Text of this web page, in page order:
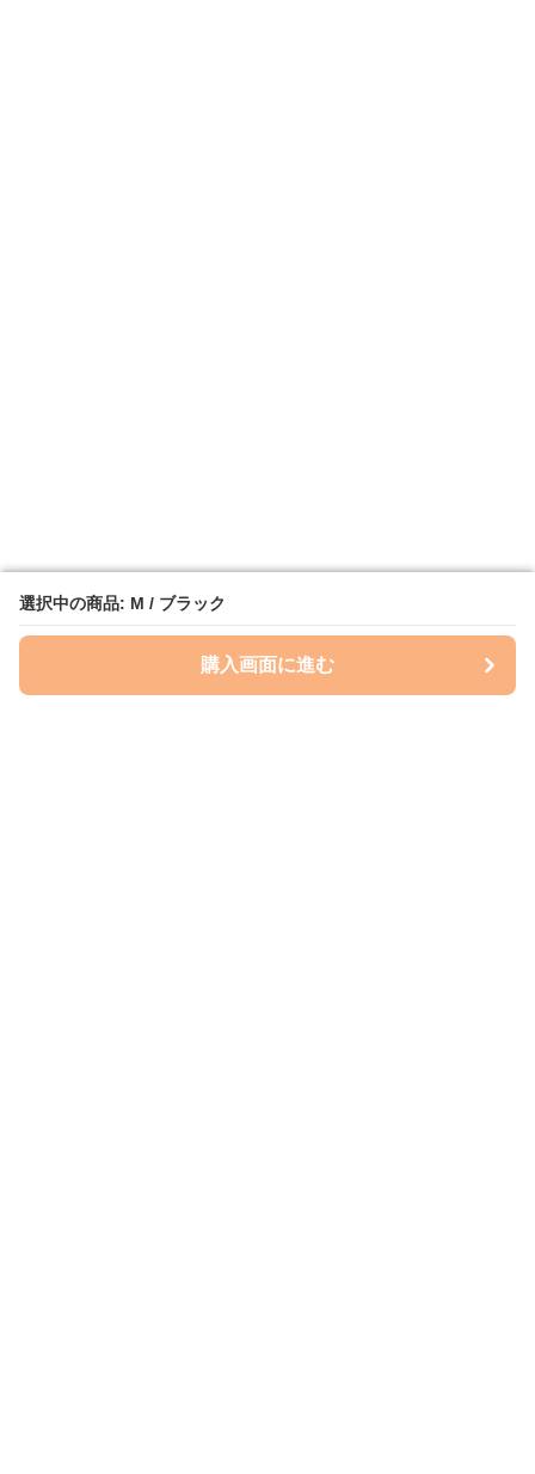
選択中の商品: M / ブラック
購入画面に進む
選択中の商品: M / ブラック
購入画面に進む